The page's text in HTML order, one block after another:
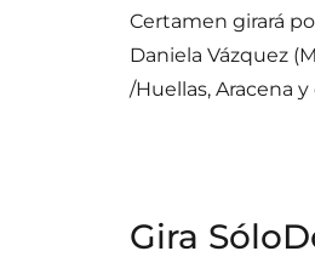
Certamen girará
Daniela Vázquez
/Huellas, Aracena
Gira